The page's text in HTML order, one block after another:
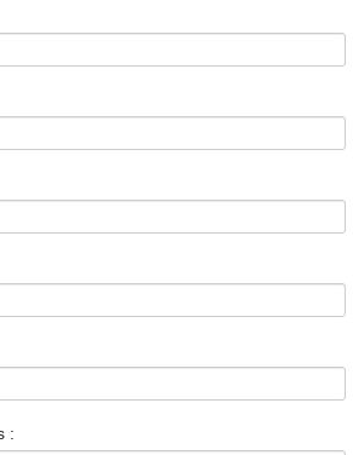
Remarques particulières :